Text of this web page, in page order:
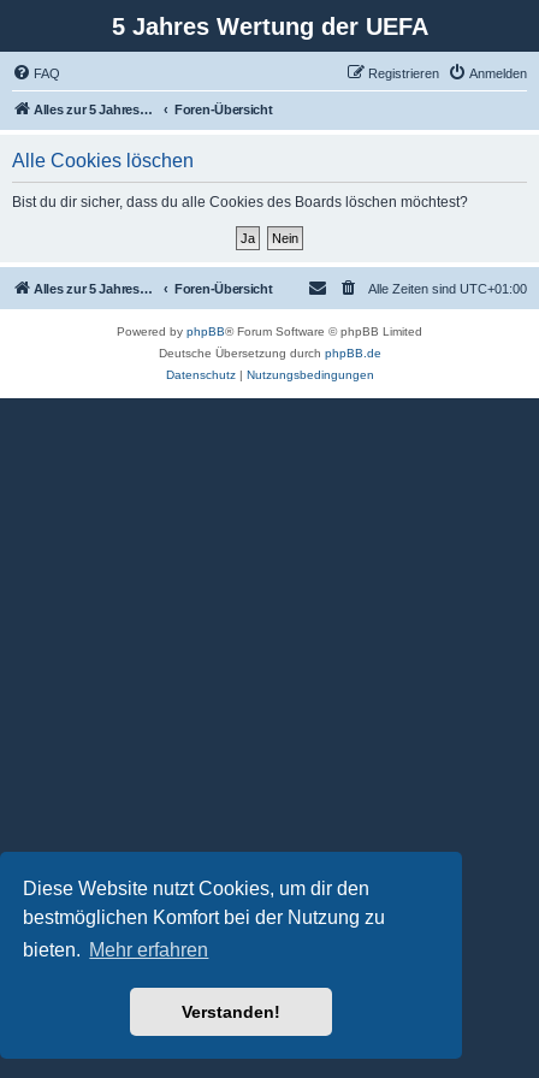
Diese Website nutzt Cookies, um dir den
bestmöglichen Komfort bei der Nutzung zu
bieten. Mehr erfahren
Verstanden!
5 Jahres Wertung der UEFA
FAQ Anmelden
Registrieren
Alles zur 5 Jahreswertung / Tabelle der UEFA mit vielen Statistiken. Foren-Übersicht
Alle Cookies löschen
Bist du dir sicher, dass du alle Cookies des Boards löschen möchtest?
Alles zur 5 Jahreswertung / Tabelle der UEFA mit vielen Statistiken. Foren-Übersicht Alle Zeiten sind UTC+01:00
Powered by phpBB® Forum Software © phpBB Limited
Deutsche Übersetzung durch phpBB.de
Datenschutz| Nutzungsbedingungen